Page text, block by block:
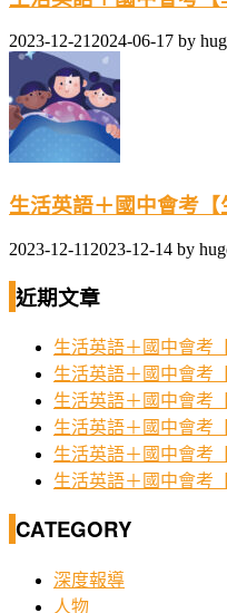
2023-12-212024-06-17 by
生活英語＋國中會考
2023-12-11 2023-12-14 by
近期文章
生活英語＋國中會考
生活英語＋國中會考
生活英語＋國中會考
生活英語＋國中會考
生活英語＋國中會考
生活英語＋國中會考
CATEGORY
深度報導
人物